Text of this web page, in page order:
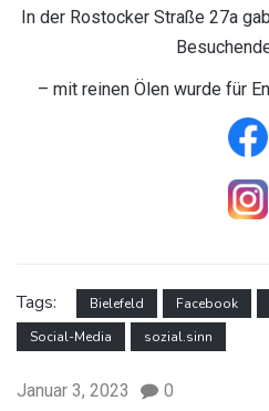
In der Rostocker Straße 27a
– mit reinen Ölen wurde für
Tags: Bielefeld Facebook
Social-Media
sozial.sinn
Januar 3, 2023 0